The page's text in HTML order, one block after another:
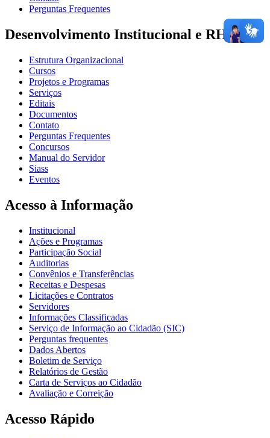
Perguntas Frequentes
Desenvolvimento Institucional e RH
Estrutura Organizacional
Cursos
Projetos e Programas
Serviços
Editais
Documentos
Contato
Perguntas Frequentes
Concursos
Manual do Servidor
Siass
Eventos
Acesso à Informação
Institucional
Ações e Programas
Participação Social
Auditorias
Convênios e Transferências
Receitas e Despesas
Licitações e Contratos
Servidores
Informações Classificadas
Serviço de Informação ao Cidadão (SIC)
Perguntas frequentes
Dados Abertos
Boletim de Serviço
Relatórios de Gestão
Carta de Serviços ao Cidadão
Avaliação e Correição
Acesso Rápido